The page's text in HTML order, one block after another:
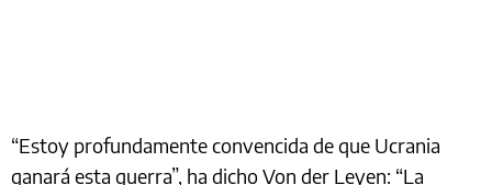
“Estoy profundamente convencida de que Ucrania
ganará esta guerra”, ha dicho Von der Leyen: “La